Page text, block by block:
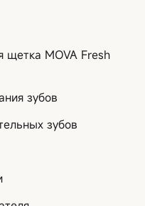
щетка MOVA Fresh
зубов
зубов